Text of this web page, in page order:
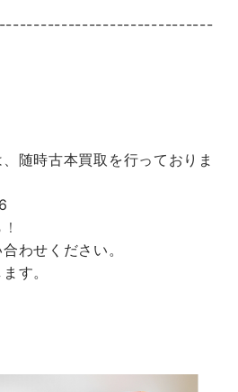
随時古本買取を行っておりま
わせください。
す。